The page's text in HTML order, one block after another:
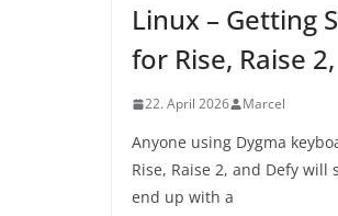
Linux – Getting
for Rise, Raise
22. April 2026 Marcel
Anyone using Dygma
Rise, Raise 2, and Defy will
end up with a